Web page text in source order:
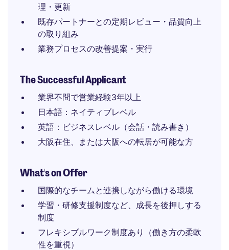
理・更新
既存パートナーとの定期レビュー・品質向上
の取り組み
業務プロセスの改善提案・実行
The Successful Applicant
業界不問で営業経験3年以上
日本語：ネイティブレベル
英語：ビジネスレベル（会話・読み書き）
大阪在住、または大阪への転居が可能な方
What's on Offer
国際的なチームと連携しながら働ける環境
学習・研修支援制度など、成長を後押しする
制度
フレキシブルワーク制度あり（働き方の柔軟
性を重視）